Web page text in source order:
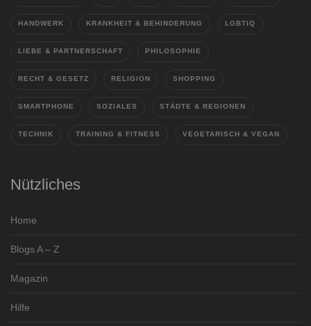
HANDWERK KRANKHEIT & BEHINDERUNG LGBTIQ
LIEBE & PARTNERSCHAFT PHILOSOPHIE
RECHT & GESETZ RELIGION SHOPPING
SMARTPHONE SOZIALES STÄDTE & REGIONEN
TECHNIK TRAINING & FITNESS VEGETARISCH & VEGAN
Nützliches
Home
Blogs A – Z
Magazin
Hilfe